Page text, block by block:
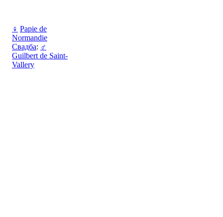
♀ Papie de
Normandie
Свадба: ♂
Guilbert de Saint-
Vallery